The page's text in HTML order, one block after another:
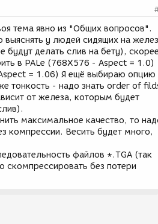
тема явно из "Общих вопросов".
выяснять у людей сидящих на
будут делать слив на бету),
в PALе (768Х576 - Aspect = 1.0)
= 1.06) Я ещё выбираю опцию
тонкость - надо знать order of
от железа, которым будет
максимальное качество, то
компрессии. Весить будет много,
файлов *.TGA (так
без потери